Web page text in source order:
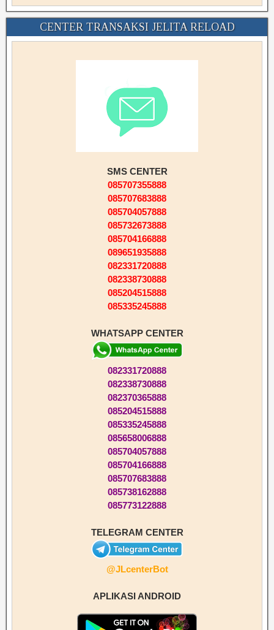
CENTER TRANSAKSI JELITA RELOAD
SMS CENTER
085707355888
085707683888
085704057888
085732673888
085704166888
089651935888
082331720888
082338730888
085204515888
085335245888
WHATSAPP CENTER
082331720888
082338730888
082370365888
085204515888
085335245888
085658006888
085704057888
085704166888
085707683888
085738162888
085773122888
TELEGRAM CENTER
@JLcenterBot
APLIKASI ANDROID